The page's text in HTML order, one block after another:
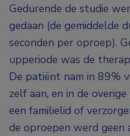
Gedurende de studie
gedaan (de gemiddelde
seconden per oproep).
upperiode was de
De patiënt nam in 89%
zelf aan, en in de
een familielid of
de oproepen werd geen